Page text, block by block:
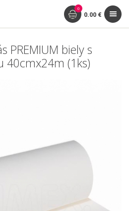
0
0.00 €
PREMIUM biely s
40cmx24m (1ks)